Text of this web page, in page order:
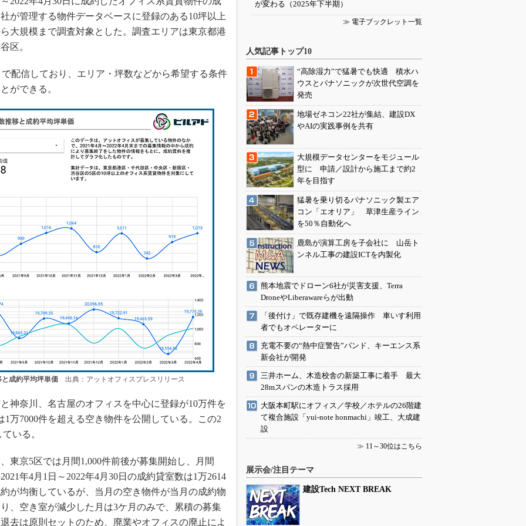
が管理する物件データベースに登録のある10坪以上
大規模まで調査対象とした。調査エリアは東京都港
区。
配信しており、エリア・坪数などから希望する条件
ができる。
成約平均坪単価出典：アットオフィスプレスリリース
奈川、名古屋のオフィスを中心に登録が10万件を
万7000件を超える空き物件を公開している。この2
いる。
京5区では月間1,000件前後が募集開始し、月間
年4月1日～2022年4月30日の成約貸室数は1万2614
が均衡しているが、当月の空き物件が当月の成約物
、空き室が減少した月は3ケ月のみで、累積の募集
去は原則セットのため、廃業やオフィスの廃止によ
が変わる（2025年下半期）
≫ 電子ブックレット一覧
人気記事トップ10
“高除湿力”で猛暑でも快適 積水ハ
ウスとパナソニックが次世代空調を
発売
地場ゼネコン22社が集結、建設DX
やAIの実践事例を共有
大規模データセンターをモジュール
型に 申請／設計から施工まで約2
年を目指す
猛暑を乗り切るパナソニック製エア
コン「エオリア」 草津生産ライン
を50％自動化へ
鹿島が演算工房を子会社に 山岳ト
ンネル工事の建設ICTを内製化
熊本地震でドローン6社が災害支援、Terra
DroneやLiberawareらが出動
「後付け」で既存建機を遠隔操作 車いす利用
者でもオペレーターに
充電不要の“熱中症警告”バンド、キーエンス系
新会社が開発
三井ホーム、木造校舎の新築工事に着手 最大
28mスパンの木造トラス採用
大阪本町駅にオフィス／学校／ホテルの26階建
て複合施設「yui-note honmachi」竣工、大成建
設
≫ 11～30位はこちら
展示会/注目テーマ
建設Tech NEXT BREAK